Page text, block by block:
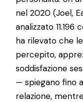
nel 2020 (Joel,
analizzato
ha rilevato che
percepito,
soddisfazione
— spiegano fino
relazione,